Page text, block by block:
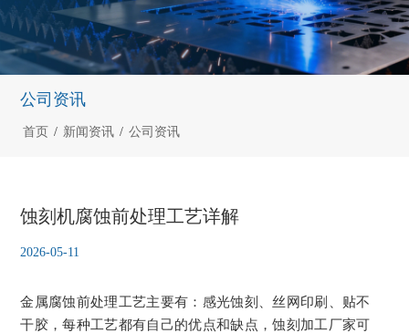
公司资讯
首页 / 新闻资讯 / 公司资讯
蚀刻机腐蚀前处理工艺详解
2026-05-11
金属腐蚀前处理工艺主要有：感光蚀刻、丝网印刷、贴不
干胶，每种工艺都有自己的优点和缺点，蚀刻加工厂家可